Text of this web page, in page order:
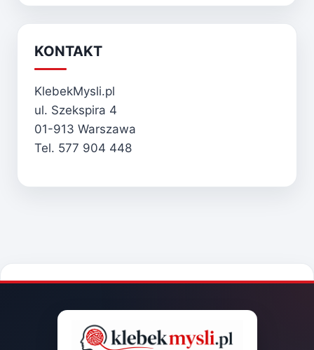
KONTAKT
KlebekMysli.pl
ul. Szekspira 4
01-913 Warszawa
Tel. 577 904 448